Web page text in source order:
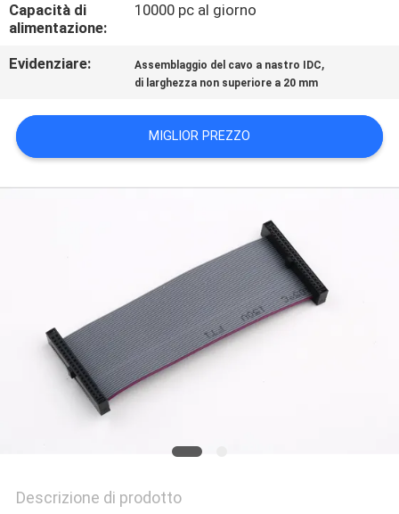
CITAZIONE
COMPANY
NEWS
MAPPA
DEL
Capacità di
alimentazione:
10000 pc al giorno
Evidenziare: Assemblaggio del cavo a nastro IDC,
di larghezza non superiore a 20 mm
MIGLIOR PREZZO
Descrizione di prodotto